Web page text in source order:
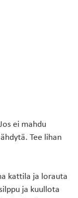
ei mahdu
Tee lihan
kattila ja lorauta
ja kuullota